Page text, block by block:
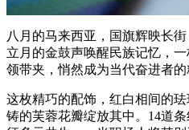
八月的马来西亚，国旗辉映长
立月的金鼓声唤醒民族记忆，
领带夹，悄然成为当代奋进者的
这枚精巧的配饰，红白相间的
铸的芙蓉花瓣绽放其中。14道